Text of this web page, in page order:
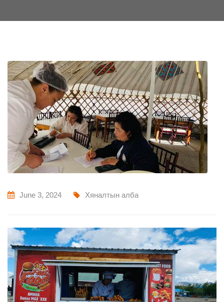
June 3, 2024 Хяналтын алба